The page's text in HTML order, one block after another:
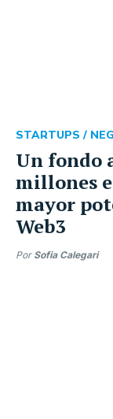
Un fondo
millones
mayor
Web3
STARTUPS /
Por Sofia Calegari